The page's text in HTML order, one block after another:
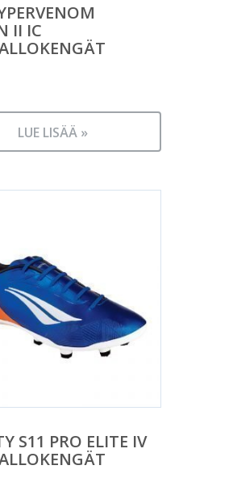
II IC
LUE LISÄÄ »
S11 PRO ELITE IV